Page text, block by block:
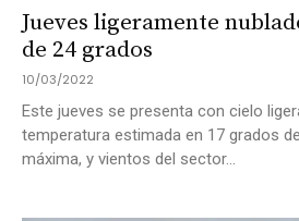
Jueves ligeramente
de 24 grados
10/03/2022
Este jueves se presenta con cielo
temperatura estimada en 17 grados
máxima, y vientos del sector...